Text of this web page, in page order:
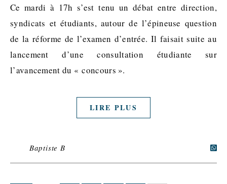
Ce mardi à 17h s’est tenu un débat entre direction,
syndicats et étudiants, autour de l’épineuse question
de la réforme de l’examen d’entrée. Il faisait suite au
lancement d’une consultation étudiante sur
l’avancement du « concours ».
LIRE PLUS
Baptiste B